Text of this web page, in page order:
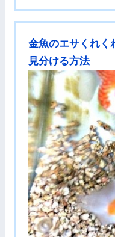
金魚のエサくれく
見分ける方法